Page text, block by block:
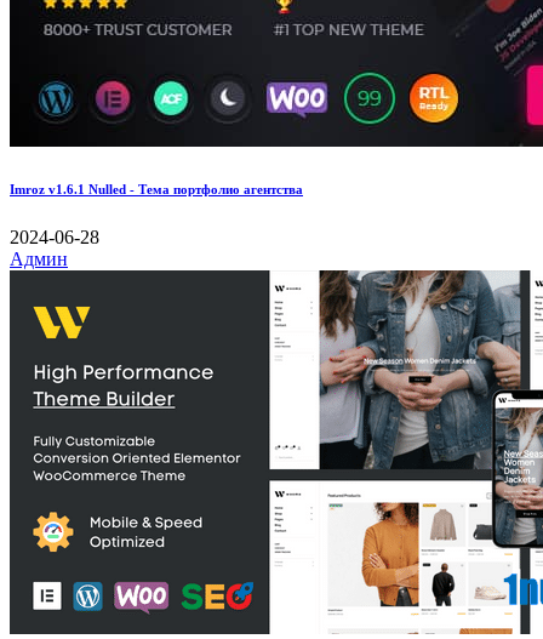
Imroz v1.6.1 Nulled - Тема портфолио агентства
2024-06-28
Админ